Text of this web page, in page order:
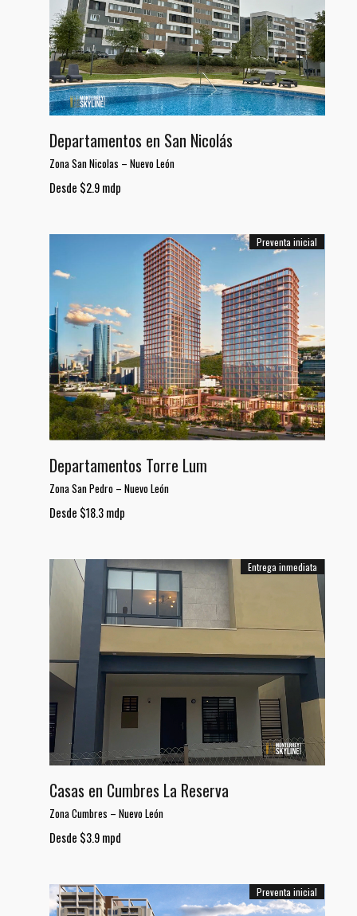
Departamentos en San Nicolás
Zona San Nicolas – Nuevo León
Desde $2.9 mdp
Preventa inicial
Departamentos Torre Lum
Zona San Pedro – Nuevo León
Desde $18.3 mdp
Entrega inmediata
Casas en Cumbres La Reserva
Zona Cumbres – Nuevo León
Desde $3.9 mpd
Preventa inicial